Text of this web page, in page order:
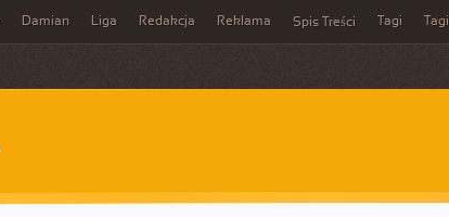
Damian Liga Redakcja Reklama Spis Treści Tagi Tagi